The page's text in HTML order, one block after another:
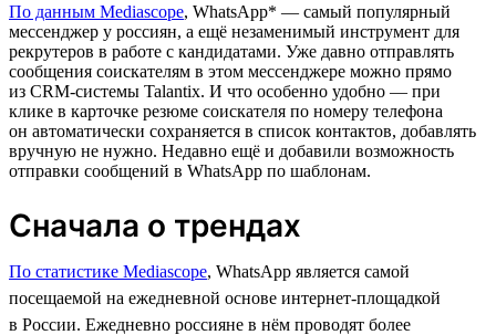
По данным Mediascope, WhatsApp* — самый популярный
мессенджер у россиян, а ещё незаменимый инструмент для
рекрутеров в работе с кандидатами. Уже давно отправлять
сообщения соискателям в этом мессенджере можно прямо
из CRM-системы Talantix. И что особенно удобно — при
клике в карточке резюме соискателя по номеру телефона
он автоматически сохраняется в список контактов, добавлять
вручную не нужно. Недавно ещё и добавили возможность
отправки сообщений в WhatsApp по шаблонам.
Сначала о трендах
По статистике Mediascope, WhatsApp является самой
посещаемой на ежедневной основе интернет-площадкой
в России. Ежедневно россияне в нём проводят более